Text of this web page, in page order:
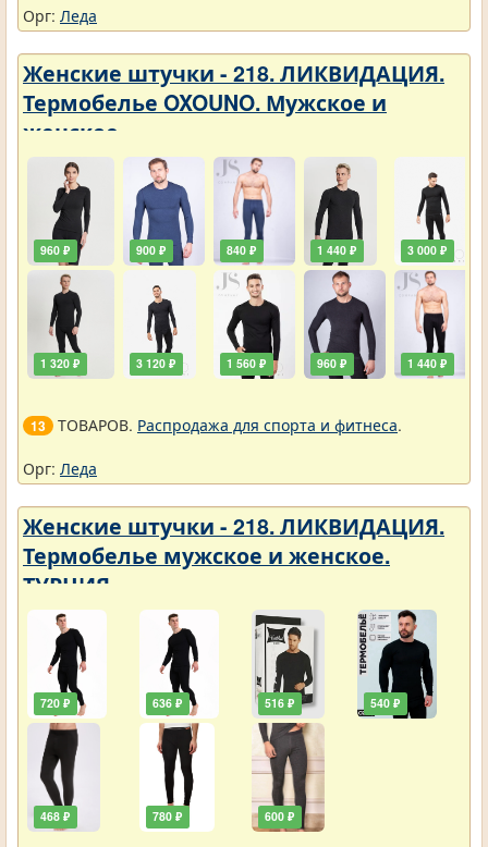
Орг: Леда
Женские штучки - 218. ЛИКВИДАЦИЯ.
Термобелье OXOUNO. Мужское и
женское
960 ₽
1 320 ₽
900 ₽
3 120 ₽
840 ₽
1 560 ₽
1 440 ₽
960 ₽
3 000 ₽
1 440 ₽
13 ТОВАРОВ. Распродажа для спорта и фитнеса.
Орг: Леда
Женские штучки - 218. ЛИКВИДАЦИЯ.
Термобелье мужское и женское.
ТУРЦИЯ
720 ₽
468 ₽
636 ₽
780 ₽
516 ₽
600 ₽
540 ₽